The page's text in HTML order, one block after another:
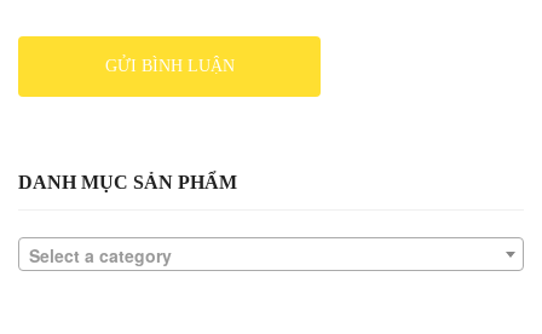
DANH MỤC SẢN PHẨM
Select a category